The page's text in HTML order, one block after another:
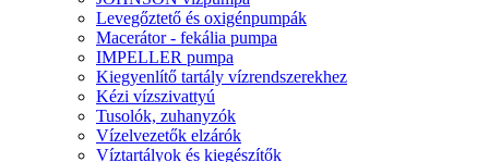
Levegőztető és oxigénpumpák
Macerátor - fekália pumpa
IMPELLER pumpa
Kiegyenlítő tartály vízrendszerekhez
Kézi vízszivattyú
Tusolók, zuhanyzók
Vízelvezetők elzárók
Víztartályok és kiegészítők